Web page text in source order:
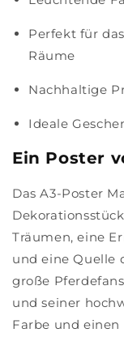
Perfekt für
Räume
Nachhaltige
Ideale
Ein Poster
Das A3-Poster
Träumen, eine
und eine Quelle
große
und seiner
Farbe und einen